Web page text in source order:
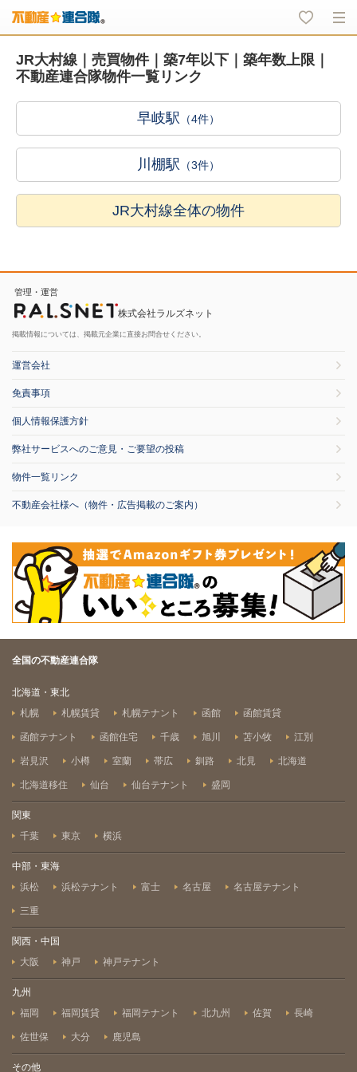
JR大村線｜売買物件｜築7年以下｜築年数上限｜
不動産連合隊物件一覧リンク
早岐駅 （4件）
川棚駅 （3件）
JR大村線全体の物件
管理・運営
株式会社ラルズネット
掲載情報については、掲載元企業に直接お問合せください。
運営会社
免責事項
個人情報保護方針
弊社サービスへのご意見・ご要望の投稿
物件一覧リンク
不動産会社様へ（物件・広告掲載のご案内）
全国の不動産連合隊
北海道・東北
札幌
札幌賃貸 札幌テナント 函館 函館賃貸
函館テナント 函館住宅 千歳 旭川 苫小牧 江別
岩見沢 小樽 室蘭 帯広 釧路 北見 北海道
北海道移住 仙台 仙台テナント 盛岡
関東
千葉
東京 横浜
中部・東海
浜松
浜松テナント 富士 名古屋 名古屋テナント
三重
関西・中国
大阪
神戸 神戸テナント
九州
福岡
福岡賃貸 福岡テナント 北九州 佐賀 長崎
佐世保 大分 鹿児島
その他